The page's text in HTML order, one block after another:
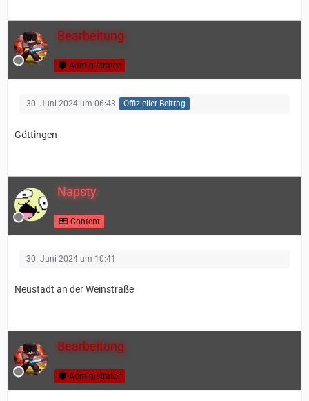
Bearbeitung
Administrator
30. Juni 2024 um 06:43 Offizieller Beitrag
Göttingen
Napsty
Content
30. Juni 2024 um 10:41
Neustadt an der Weinstraße
Bearbeitung
Administrator